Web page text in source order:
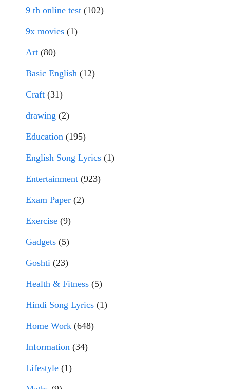
9 th online test (102)
9x movies (1)
Art (80)
Basic English (12)
Craft (31)
drawing (2)
Education (195)
English Song Lyrics (1)
Entertainment (923)
Exam Paper (2)
Exercise (9)
Gadgets (5)
Goshti (23)
Health & Fitness (5)
Hindi Song Lyrics (1)
Home Work (648)
Information (34)
Lifestyle (1)